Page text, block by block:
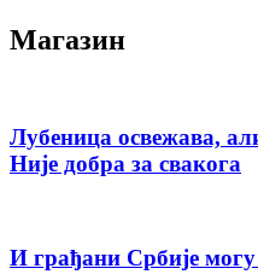
Магазин
Лубеница освежава,
Није добра за свакога
И грађани Србије могу